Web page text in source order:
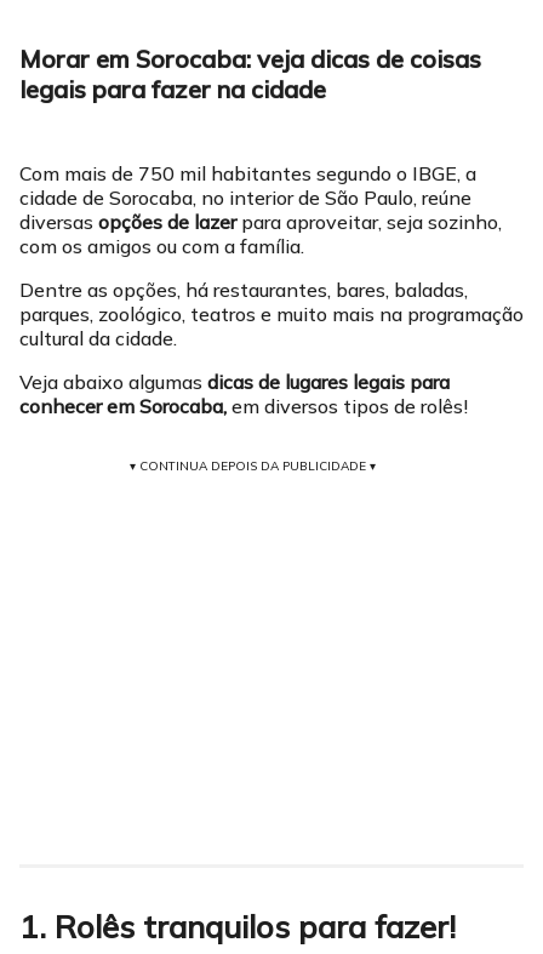
Morar em Sorocaba: veja dicas de coisas
legais para fazer na cidade
Com mais de 750 mil habitantes segundo o IBGE, a
cidade de Sorocaba, no interior de São Paulo, reúne
diversas opções de lazerpara aproveitar, seja sozinho,
com os amigos ou com a família.
Dentre as opções, há restaurantes, bares, baladas,
parques, zoológico, teatros e muito mais na programação
cultural da cidade.
Veja abaixo algumas dicas de lugares legais para
conhecer em Sorocaba, em diversos tipos de rolês!
▾ CONTINUA DEPOIS DA PUBLICIDADE ▾
1. Rolês tranquilos para fazer!